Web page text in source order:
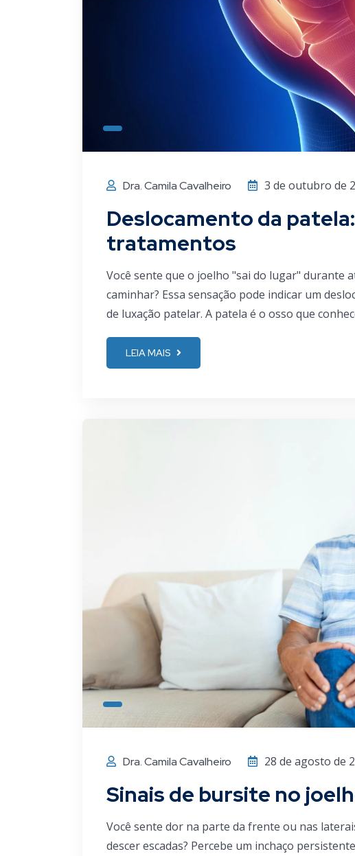
Dra. Camila Cavalheiro 3 de outubro de
Deslocamento da
tratamentos
Você sente que o joelho "sai do lugar" durante
caminhar? Essa sensação pode indicar um
de luxação patelar. A patela é o osso que
LEIA MAIS
Dra. Camila Cavalheiro 28 de agosto de
Sinais de bursite no
Você sente dor na parte da frente ou nas
descer escadas? Percebe um inchaço